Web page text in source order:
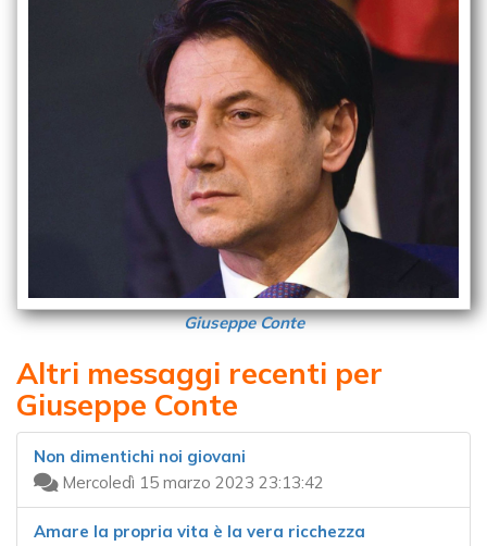
Giuseppe Conte
Altri messaggi recenti per
Giuseppe Conte
Non dimentichi noi giovani
Mercoledì 15 marzo 2023 23:13:42
Amare la propria vita è la vera ricchezza